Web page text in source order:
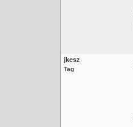
jkesz
Tag